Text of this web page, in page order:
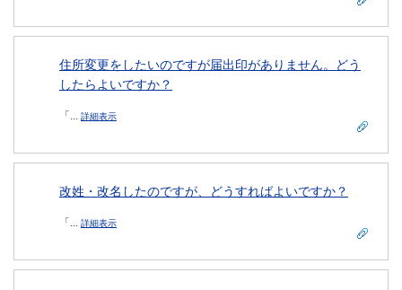
住所変更をしたいのですが届出印がありません。どう
したらよいですか？
「... 詳細表示
改姓・改名したのですが、どうすればよいですか？
「... 詳細表示